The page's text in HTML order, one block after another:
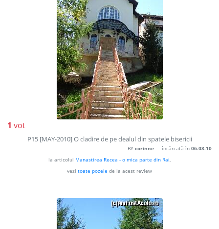
1 vot
P15 [MAY-2010] O cladire de pe dealul din spatele bisericii
BY corinne — încărcată în 06.08.10
la articolul Manastirea Recea - o mica parte din Rai,
vezi toate pozele de la acest review